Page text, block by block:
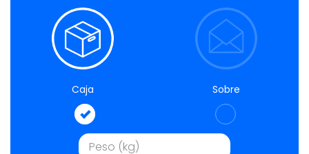
Caja Sobre